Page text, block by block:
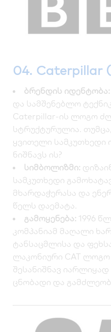
04. Caterpillar
ბრენდის იდენტობა:
და სამშენებლო
Caterpillar-ის ლოგო
სტრუქტურულია.
ყვითელი სამკუთხედი
ნიშნავს ის?
სიმბოლიზმი:
სამკუთხედი
მხარდაჭერასა და
წელს დაემატა.
გამოყენება: 1996
კომპანიამ მაღალი
ტანსაცმლისა და
ლაკონიური CAT
შესანიშნავ
ცნობადი და